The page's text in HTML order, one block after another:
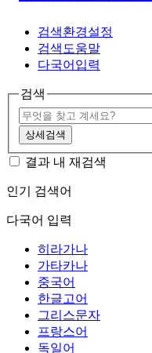
검색환경설정
검색도움말
다국어입력
검색
상세검색
결과 내 재검색
인기 검색어
다국어 입력
히라가나
가타카나
중국어
한글고어
그리스문자
프랑스어
독일어